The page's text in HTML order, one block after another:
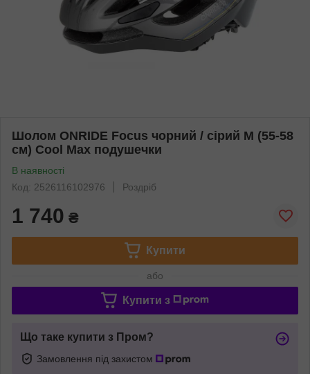
Шолом ONRIDE Focus чорний / сірий M (55-58
см) Cool Max подушечки
В наявності
Код: 2526116102976
Роздріб
1 740 ₴
Купити
або
Купити з
Що таке купити з Пром?
Замовлення під захистом